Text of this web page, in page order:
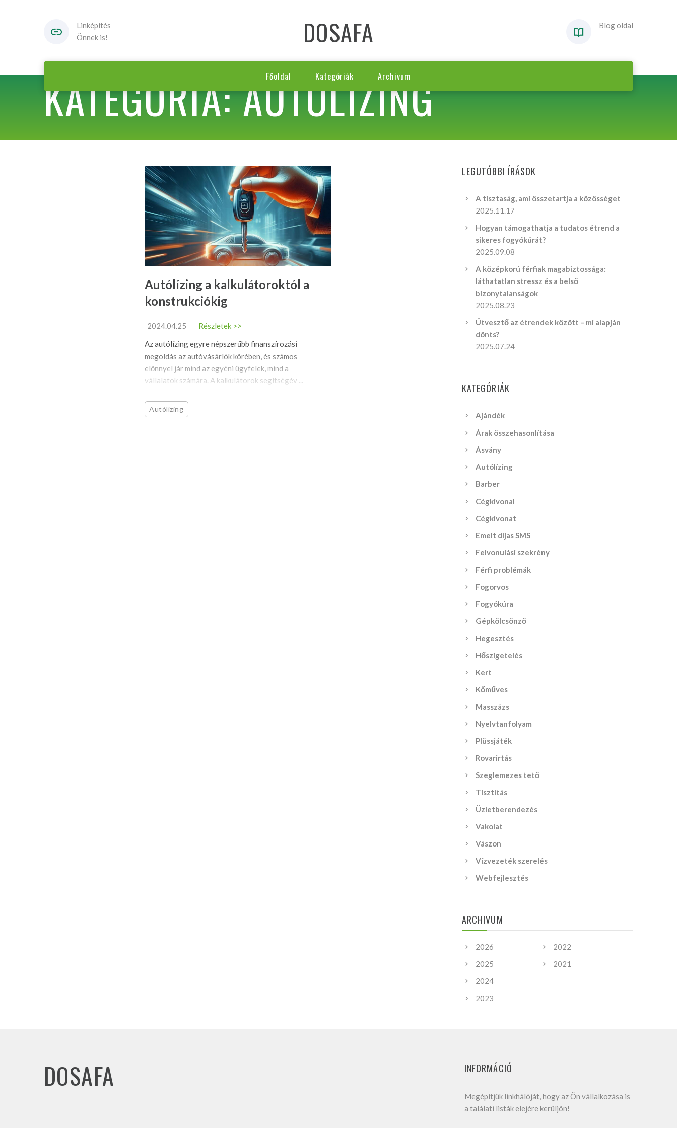
Linképítés
Önnek is!
DOSAFA Blog oldal
Főoldal Kategóriák Archivum
KATEGÓRIA: AUTÓLÍZING
Autólízing a kalkulátoroktól a
konstrukciókig
2024.04.25
Részletek >>
Az autólízing egyre népszerűbb finanszírozási
megoldás az autóvásárlók körében, és számos
előnnyel jár mind az egyéni ügyfelek, mind a
vállalatok számára. A kalkulátorok segítségév ...
Autólízing
LEGUTÓBBI ÍRÁSOK
A tisztaság, ami összetartja a közösséget
2025.11.17
Hogyan támogathatja a tudatos étrend a
sikeres fogyókúrát?
2025.09.08
A középkorú férfiak magabiztossága:
láthatatlan stressz és a belső
bizonytalanságok
2025.08.23
Útvesztő az étrendek között – mi alapján
dönts?
2025.07.24
KATEGÓRIÁK
Ajándék
Árak összehasonlítása
Ásvány
Autólízing
Barber
Cégkivonal
Cégkivonat
Emelt díjas SMS
Felvonulási szekrény
Férfi problémák
Fogorvos
Fogyókúra
Gépkölcsönző
Hegesztés
Hőszigetelés
Kert
Kőműves
Masszázs
Nyelvtanfolyam
Plüssjáték
Rovarirtás
Szeglemezes tető
Tisztítás
Üzletberendezés
Vakolat
Vászon
Vízvezeték szerelés
Webfejlesztés
ARCHIVUM
2026
2025
2024
2023
2022
2021
INFORMÁCIÓ
Megépítjük linkhálóját, hogy az Ön vállalkozása is
a találati listák elejére kerüljön!
DOSAFA